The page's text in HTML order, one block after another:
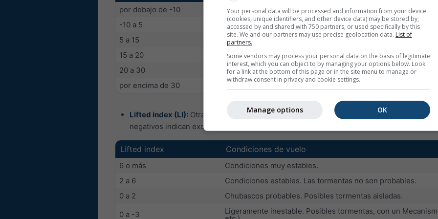
por debajo de -10
sin térmicas o térmicas débiles
-10 a 5
térmicas secas o 1/8 de cúmulos con térmicas moderadas
5 a 15
buenas condiciones de vuelo
15 a 20
buenas condiciones de vuelo con chubascos ocasionales
20 a 30
condiciones de vuelo excelentes, pero con probabilidad
por encima de 30
más del 60 por ciento de probabilidad de tormentas
Lifted index (LI): Otra medida de inestabilidad (valores negativos) o estabilidad
negativos indican excelentes condiciones de vuelo, pero es probable que se
Lifted index Condiciones de vuelo
6 o más
Condiciones muy estables.
2 a 6
Condiciones estables. Las tormentas no son probables.
0 a 2
Chubascos probables. Posibles tormentas aisladas.
0 a -3
Ligeramente inestable. Posibles tormentas, con un
Your personal data will be processed and information from your device
(cookies, unique identifiers, and other device data) may be stored by,
accessed by and shared with 750 partners, or used specifically by this
site. We and our partners may use precise geolocation data. List of
partners.
Some vendors may process your personal data on the basis of legitimate
interest, which you can object to by managing your options below. Look
for a link at the bottom of this page or in the site menu to manage or
withdraw consent in privacy and cookie settings.
OK
Manage options